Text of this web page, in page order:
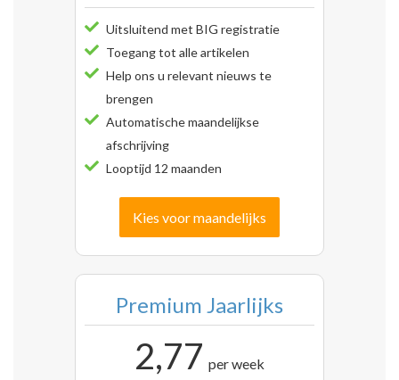
Uitsluitend met BIG registratie
Toegang tot alle artikelen
Help ons u relevant nieuws te
brengen
Automatische maandelijkse
afschrijving
Looptijd 12 maanden
Kies voor maandelijks
Premium Jaarlijks
2,77 per week